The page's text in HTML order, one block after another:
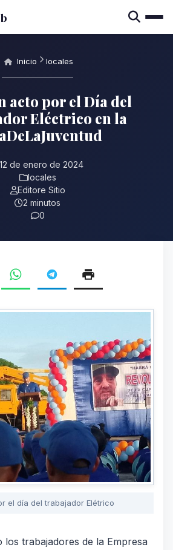
Inicio locales
acto por el Día del
Eléctrico en la
de enero de 2024
locales
Editore Sitio
2 minutos
0
el día del trabajador Elétrico
los trabajadores de la Empresa